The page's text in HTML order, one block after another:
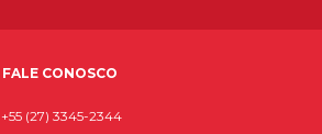
FALE CONOSCO
+55 (27) 3345-2344